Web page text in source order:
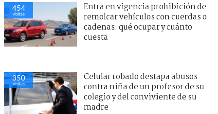
454
visitas
Entra en vigencia prohibición de
remolcar vehículos con cuerdas o
cadenas: qué ocupar y cuánto
cuesta
350
visitas
Celular robado destapa abusos
contra niña de un profesor de su
colegio y del conviviente de su
madre